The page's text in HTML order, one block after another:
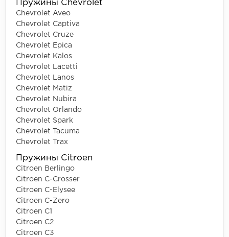
Пружины Chevrolet
Chevrolet Aveo
Chevrolet Captiva
Chevrolet Cruze
Chevrolet Epica
Chevrolet Kalos
Chevrolet Lacetti
Chevrolet Lanos
Chevrolet Matiz
Chevrolet Nubira
Chevrolet Orlando
Chevrolet Spark
Chevrolet Tacuma
Chevrolet Trax
Пружины Citroen
Citroen Berlingo
Citroen C-Crosser
Citroen C-Elysee
Citroen C-Zero
Citroen C1
Citroen C2
Citroen C3